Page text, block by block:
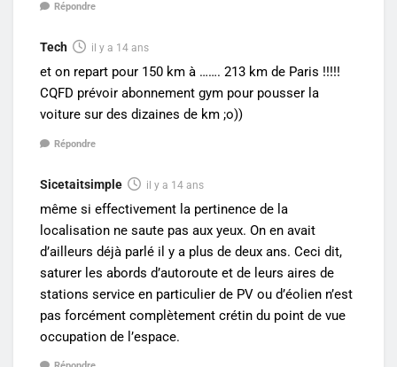
Répondre
Tech il y a 14 ans
et on repart pour 150 km à ……. 213 km de Paris !!!!!
CQFD prévoir abonnement gym pour pousser la
voiture sur des dizaines de km ;o))
Répondre
Sicetaitsimple il y a 14 ans
même si effectivement la pertinence de la
localisation ne saute pas aux yeux. On en avait
d’ailleurs déjà parlé il y a plus de deux ans. Ceci dit,
saturer les abords d’autoroute et de leurs aires de
stations service en particulier de PV ou d’éolien n’est
pas forcément complètement crétin du point de vue
occupation de l’espace.